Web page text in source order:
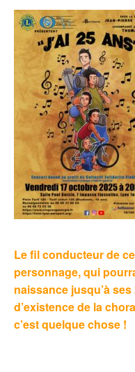
Le fil conducteur de
personnage, qui
naissance jusqu’à
d’existence de la
c’est quelque chose !